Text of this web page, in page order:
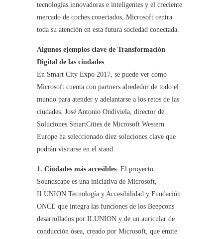
tecnologías innovadoras e inteligentes y el creciente
mercado de coches conectados, Microsoft centra
toda su atención en esta futura sociedad conectada.
Algunos ejemplos clave de Transformación
Digital de las ciudades
En Smart City Expo 2017, se puede ver cómo
Microsoft cuenta con partners alrededor de todo el
mundo para atender y adelantarse a los retos de las
ciudades. José Antonio Ondiviela, director de
Soluciones SmartCities de Microsoft Western
Europe ha seleccionado diez soluciones clave que
podrán visitarse en el stand:
1. Ciudades más accesibles: El proyecto
Soundscape es una iniciativa de Microsoft,
ILUNION Tecnología y Accesibilidad y Fundación
ONCE que integra las funciones de los Beepcons
desarrollados por ILUNION y de un auricular de
conducción ósea, creado por Microsoft, que emite